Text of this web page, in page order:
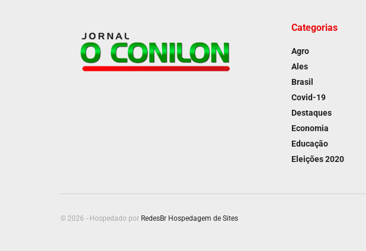
Categorias
Agro
Ales
Brasil
Covid-19
Destaques
Economia
Educação
Eleições 2020
© 2026 - Hospedado por RedesBr Hospedagem de Sites